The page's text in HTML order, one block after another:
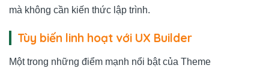
mà không cần kiến thức lập trình.
Tùy biến linh hoạt với UX Builder
Một trong những điểm mạnh nổi bật của Theme